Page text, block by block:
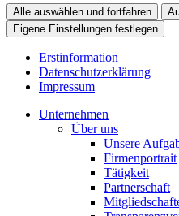
Alle auswählen und fortfahren
Eigene Einstellungen festlegen
Erstinformation
Datenschutzerklärung
Impressum
Unternehmen
Über uns
Unsere
Firmenportrait
Tätigkeit
Partnerschaft